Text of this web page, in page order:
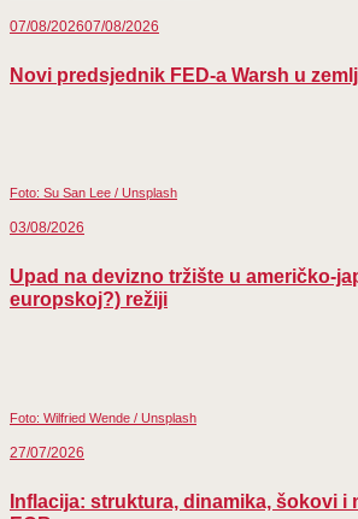
07/08/202607/08/2026
Novi predsjednik FED-a Warsh u
Foto: Su San Lee / Unsplash
03/08/2026
Upad na devizno tržište u američko-
europskoj?) režiji
Foto: Wilfried Wende / Unsplash
27/07/2026
Inflacija: struktura, dinamika, šokovi i